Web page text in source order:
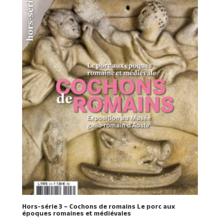
Hors-série 3 – Cochons de romains Le porc aux
époques romaines et médiévales